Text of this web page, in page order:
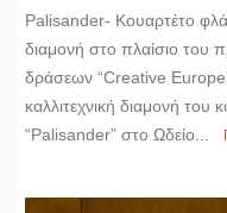
Palisander- Κουαρτέτο
διαμονή στo πλαίσιο του
δράσεων “Creative
καλλιτεχνική διαμονή
“Palisander” στο Ωδείο...